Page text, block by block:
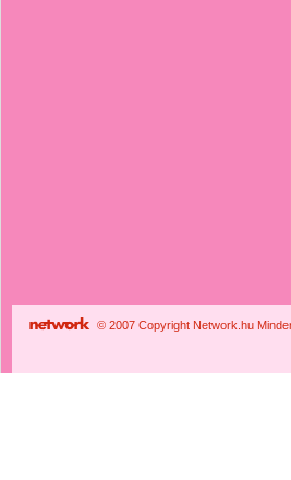
© 2007 Copyright Network.hu